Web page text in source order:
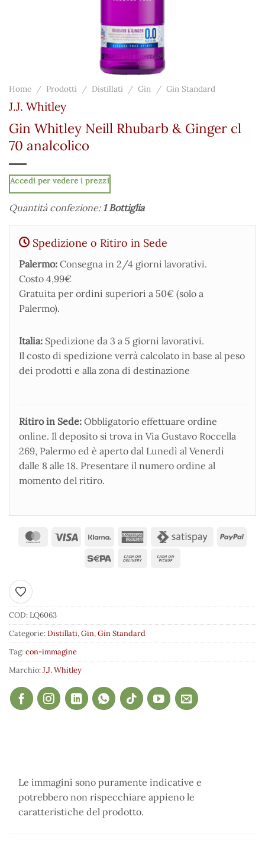
Home / Prodotti / Distillati / Gin / Gin Standard
J.J. Whitley
Gin Whitley Neill Rhubarb & Ginger cl
70 analcolico
Accedi per vedere i prezzi
Quantità confezione: 1 Bottiglia
Spedizione o Ritiro in Sede
Palermo: Consegna in 2/4 giorni lavorativi.
Costo 4,99€
Gratuita per ordini superiori a 50€ (solo a
Palermo).
Italia: Spedizione da 3 a 5 giorni lavorativi.
Il costo di spedizione verrà calcolato in base al peso
dei prodotti e alla zona di destinazione
Ritiro in Sede: Obbligatorio effettuare ordine
online. Il deposito si trova in Via Gustavo Roccella
269, Palermo ed è aperto dal Lunedì al Venerdì
dalle 8 alle 18. Presentare il numero ordine al
momento del ritiro.
Aggiungi ai preferiti
COD:LQ6063
Categorie:Distillati,Gin,Gin Standard
Tag:con-immagine
Marchio:J.J. Whitley
Le immagini sono puramente indicative e
potrebbero non rispecchiare appieno le
caratteristiche del prodotto.